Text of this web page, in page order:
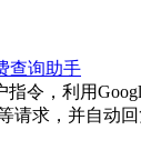
查询助手
指令，利用
请求，并自动回